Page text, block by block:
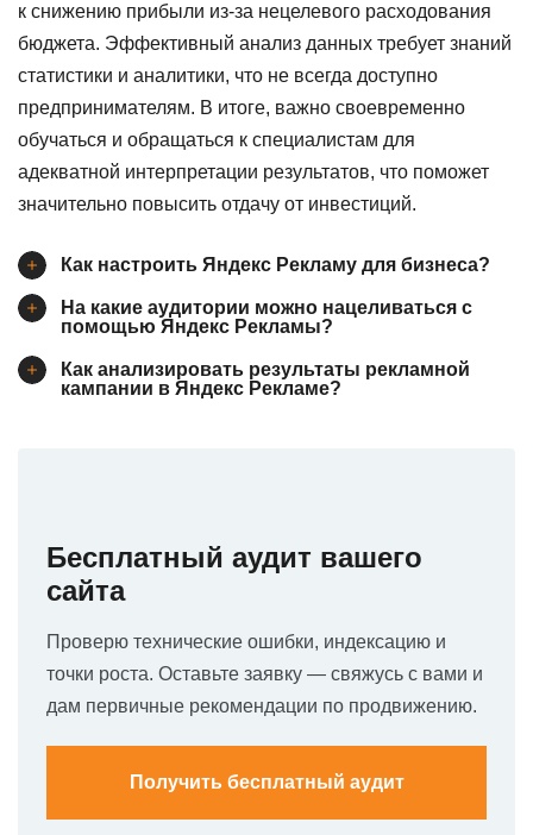
к снижению прибыли из-за нецелевого расходования
бюджета. Эффективный анализ данных требует знаний
статистики и аналитики, что не всегда доступно
предпринимателям. В итоге, важно своевременно
обучаться и обращаться к специалистам для
адекватной интерпретации результатов, что поможет
значительно повысить отдачу от инвестиций.
Как настроить Яндекс Рекламу для бизнеса?
На какие аудитории можно нацеливаться с
помощью Яндекс Рекламы?
Как анализировать результаты рекламной
кампании в Яндекс Рекламе?
Бесплатный аудит вашего
сайта
Проверю технические ошибки, индексацию и
точки роста. Оставьте заявку — свяжусь с вами и
дам первичные рекомендации по продвижению.
Получить бесплатный аудит